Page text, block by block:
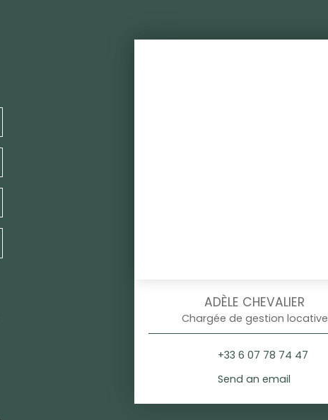
ADÈLE CHEVALIER
Chargée de gestion locative
+33 6 07 78 74 47
Send an email